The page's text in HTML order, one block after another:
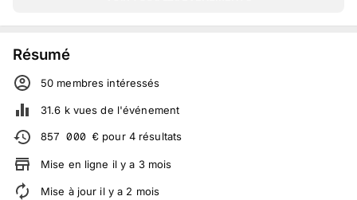
Résumé
50 membres intéressés
31.6 kvues de l'événement
857 000 € pour 4 résultats
Mise en ligne il y a 3 mois
Mise à jour il y a 2 mois